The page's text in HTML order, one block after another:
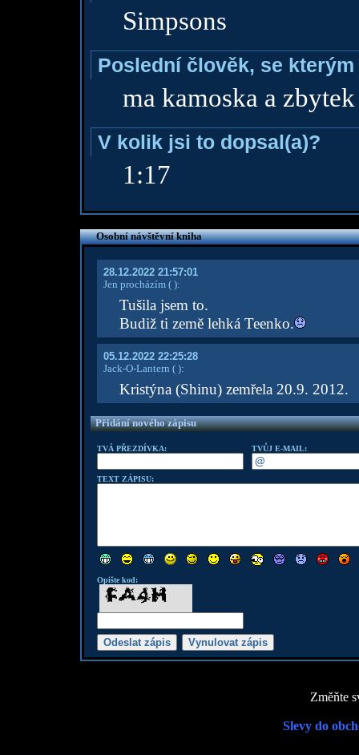
Simpsons
Poslední člověk, se
ma kamoska a
V kolik jsi to dopsal(a)?
1:17
Osobní návštěvní kniha
28.12.2022 21:57:01
Jen procházím( ):
Tušila jsem to.
Budiž ti země lehká Teenko.
05.12.2022 22:25:28
Jack-O-Lantern ( ):
Kristýna (Shinu) zemřela 20.9. 2012.
Přidání nového zápisu
TVÁ PŘEZDÍVKA: TVŮJ E-MAIL:
TEXT ZÁPISU:
Opište kod:
Změňte
Slevy do